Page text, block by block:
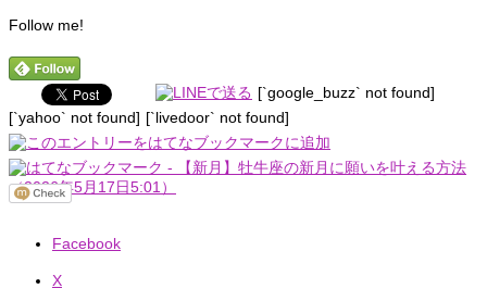
Follow me!
[`google_buzz` not found]
[`yahoo` not found] [`livedoor` not found]
Facebook
X